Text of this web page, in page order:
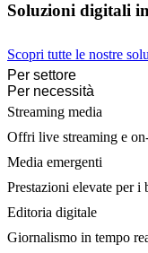
Soluzioni digitali
Scopri tutte le nostre
Per settore
Per necessità
Streaming media
Offri live streaming e
Media emergenti
Prestazioni elevate per i
Editoria digitale
Giornalismo in tempo